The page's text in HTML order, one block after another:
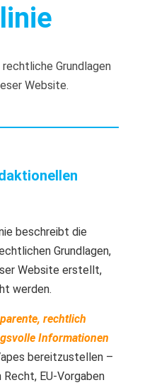
Grundlagen
Website.
beschreibt die
Grundlagen,
Website erstellt,
werden.
rechtlich
Informationen
bereitzustellen –
EU-Vorgaben